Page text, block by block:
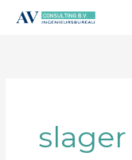
slager